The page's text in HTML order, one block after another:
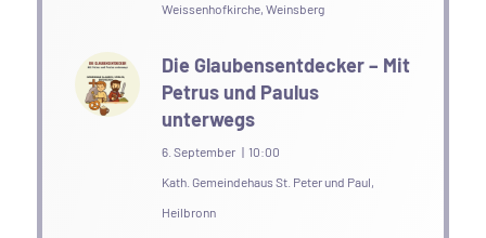
Weissenhofkirche, Weinsberg
Die Glaubensentdecker – Mit
Petrus und Paulus
unterwegs
6. September | 10:00
Kath. Gemeindehaus St. Peter und Paul,
Heilbronn